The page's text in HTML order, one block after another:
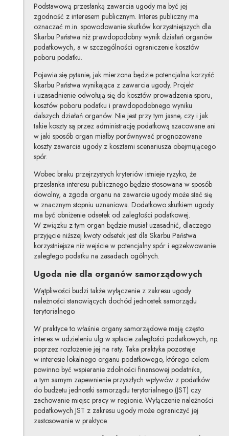
Podstawową przesłanką zawarcia ugody ma być jej
zgodność z interesem publicznym. Interes publiczny ma
oznaczać m.in. spowodowanie skutków korzystniejszych dla
Skarbu Państwa niż prawdopodobny wynik działań organów
podatkowych, a w szczególności ograniczenie kosztów
poboru podatku.
Pojawia się pytanie, jak mierzona będzie potencjalna korzyść
Skarbu Państwa wynikająca z zawarcia ugody. Projekt
i uzasadnienie odwołują się do kosztów prowadzenia sporu,
kosztów poboru podatku i prawdopodobnego wyniku
dalszych działań organów. Nie jest przy tym jasne, czy i jak
takie koszty są przez administrację podatkową szacowane ani
w jaki sposób organ miałby porównywać prognozowane
koszty zawarcia ugody z kosztami scenariusza obejmującego
spór.
Wobec braku przejrzystych kryteriów istnieje ryzyko, że
przesłanka interesu publicznego będzie stosowana w sposób
dowolny, a zgoda organu na zawarcie ugody może stać się
w znacznym stopniu uznaniowa. Dodatkowo skutkiem ugody
ma być obniżenie odsetek od zaległości podatkowej.
W związku z tym organ będzie musiał uzasadnić, dlaczego
przyjęcie niższej kwoty odsetek jest dla Skarbu Państwa
korzystniejsze niż wejście w potencjalny spór i egzekwowanie
zaległego podatku na zasadach ogólnych.
Ugoda nie dla organów samorządowych
Wątpliwości budzi także wyłączenie z zakresu ugody
należności stanowiących dochód jednostek samorządu
terytorialnego.
W praktyce to właśnie organy samorządowe mają często
interes w udzieleniu ulg w spłacie zaległości podatkowych, np.
poprzez rozłożenie jej na raty. Taka praktyka pozostaje
w interesie lokalnego organu podatkowego, którego celem
powinno być wspieranie zdolności finansowej podatnika,
a tym samym zapewnienie przyszłych wpływów z podatków
do budżetu jednostki samorządu terytorialnego (JST) czy
zachowanie miejsc pracy w regionie. Wyłączenie należności
podatkowych JST z zakresu ugody może ograniczyć jej
zastosowanie w praktyce.